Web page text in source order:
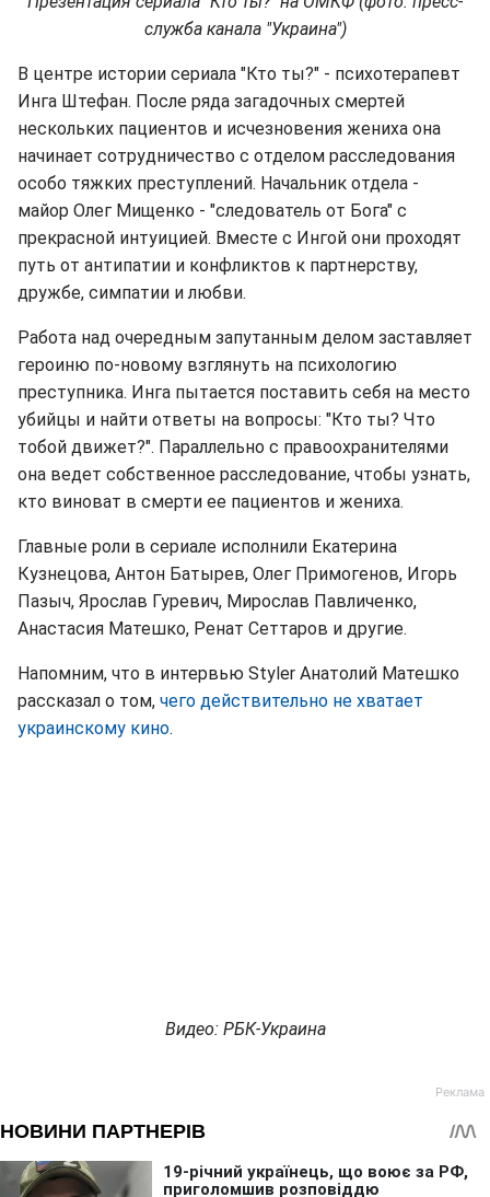
служба канала "Украина")
В центре истории сериала "Кто ты?" - психотерапевт
Инга Штефан. После ряда загадочных смертей
нескольких пациентов и исчезновения жениха она
начинает сотрудничество с отделом расследования
особо тяжких преступлений. Начальник отдела -
майор Олег Мищенко - "следователь от Бога" с
прекрасной интуицией. Вместе с Ингой они проходят
путь от антипатии и конфликтов к партнерству,
дружбе, симпатии и любви.
Работа над очередным запутанным делом заставляет
героиню по-новому взглянуть на психологию
преступника. Инга пытается поставить себя на место
убийцы и найти ответы на вопросы: "Кто ты? Что
тобой движет?". Параллельно с правоохранителями
она ведет собственное расследование, чтобы узнать,
кто виноват в смерти ее пациентов и жениха.
Главные роли в сериале исполнили Екатерина
Кузнецова, Антон Батырев, Олег Примогенов, Игорь
Пазыч, Ярослав Гуревич, Мирослав Павличенко,
Анастасия Матешко, Ренат Сеттаров и другие.
Напомним, что в интервью Styler Анатолий Матешко
рассказал о том, чего действительно не хватает
украинскому кино.
Видео: РБК-Украина